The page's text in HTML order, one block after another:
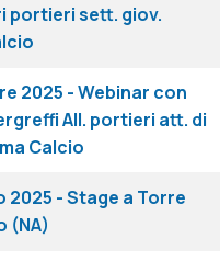
portieri sett. giov.
2025 - Webinar con
All. portieri att. di
Calcio
2025 - Stage a Torre
(NA)